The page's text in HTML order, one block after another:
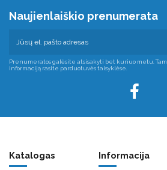
Naujienlaiškio prenumerata
Prenumeratos galėsite atsisakyti bet kuriuo metu.
informaciją rasite parduotuvės taisyklėse.
Katalogas Informacija